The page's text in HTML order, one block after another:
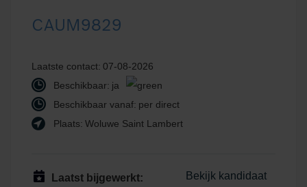
CAUM9829
Laatste contact: 07-08-2026
Beschikbaar: ja
Beschikbaar vanaf: per direct
Plaats: Woluwe Saint Lambert
Laatst bijgewerkt: Bekijk kandidaat